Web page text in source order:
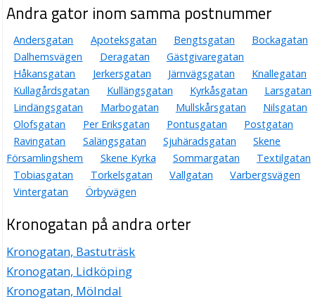
Andra gator inom samma postnummer
Andersgatan Apoteksgatan Bengtsgatan
Bockagatan
Dalhemsvägen
Deragatan
Gästgivaregatan
Håkansgatan
Jerkersgatan Järnvägsgatan
Knallegatan
Kullagårdsgatan
Kullängsgatan Kyrkåsgatan
Larsgatan
Lindängsgatan
Marbogatan Mullskårsgatan
Nilsgatan
Olofsgatan
Per Eriksgatan Pontusgatan
Postgatan
Ravingatan
Salängsgatan Sjuhäradsgatan
Skene
Församlingshem
Skene Kyrka Sommargatan
Textilgatan
Tobiasgatan
Torkelsgatan Vallgatan
Varbergsvägen
Vintergatan
Örbyvägen
Kronogatan på andra orter
Kronogatan, Bastuträsk
Kronogatan, Lidköping
Kronogatan, Mölndal